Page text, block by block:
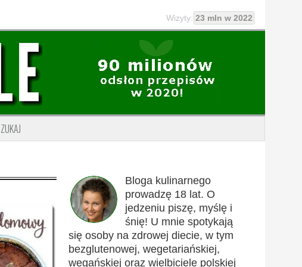
Wizyty: 23 mln w 2022
Bloga kulinarnego
prowadzę 18 lat. O
jedzeniu piszę, myślę i
śnię! U mnie spotykają
się osoby na zdrowej diecie, w tym
bezglutenowej, wegetariańskiej,
wegańskiej oraz wielbiciele polskiej